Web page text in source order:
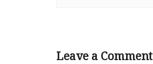
Leave a Comment